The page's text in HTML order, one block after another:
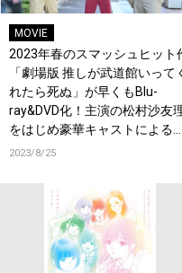
MOVIE
2023年春のスマッシュヒット
「劇場版 推しが武道館いって
れたら死ぬ」が早くもBlu-
ray&DVD化！主演の松村沙友
をはじめ豪華キャストによる映
像&音声特典に注目！
2023/8/25